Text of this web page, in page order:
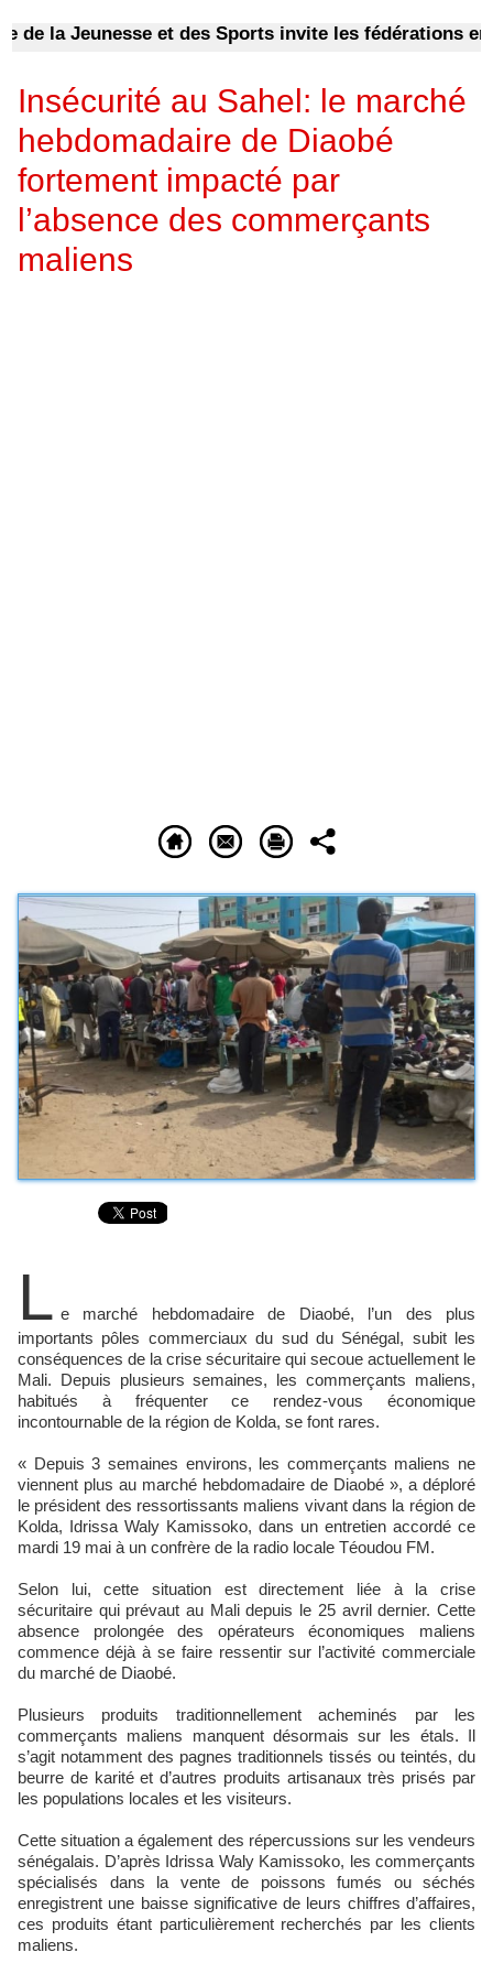
la Jeunesse et des Sports invite les fédérations en fin
Insécurité au Sahel: le marché
hebdomadaire de Diaobé
fortement impacté par
l’absence des commerçants
maliens
L e marché hebdomadaire de Diaobé, l’un des plus
importants pôles commerciaux du sud du Sénégal, subit les
conséquences de la crise sécuritaire qui secoue actuellement le
Mali. Depuis plusieurs semaines, les commerçants maliens,
habitués à fréquenter ce rendez-vous économique
incontournable de la région de Kolda, se font rares.
« Depuis 3 semaines environs, les commerçants maliens ne
viennent plus au marché hebdomadaire de Diaobé », a déploré
le président des ressortissants maliens vivant dans la région de
Kolda, Idrissa Waly Kamissoko, dans un entretien accordé ce
mardi 19 mai à un confrère de la radio locale Téoudou FM.
Selon lui, cette situation est directement liée à la crise
sécuritaire qui prévaut au Mali depuis le 25 avril dernier. Cette
absence prolongée des opérateurs économiques maliens
commence déjà à se faire ressentir sur l’activité commerciale
du marché de Diaobé.
Plusieurs produits traditionnellement acheminés par les
commerçants maliens manquent désormais sur les étals. Il
s’agit notamment des pagnes traditionnels tissés ou teintés, du
beurre de karité et d’autres produits artisanaux très prisés par
les populations locales et les visiteurs.
Cette situation a également des répercussions sur les vendeurs
sénégalais. D’après Idrissa Waly Kamissoko, les commerçants
spécialisés dans la vente de poissons fumés ou séchés
enregistrent une baisse significative de leurs chiffres d’affaires,
ces produits étant particulièrement recherchés par les clients
maliens.